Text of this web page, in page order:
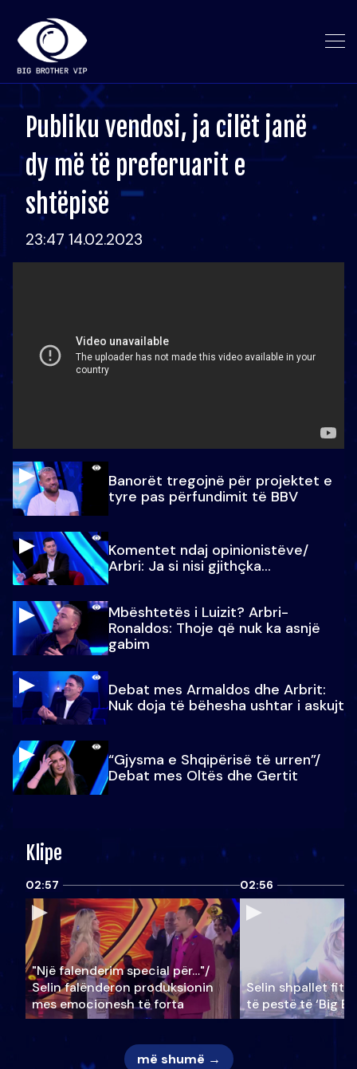
Publiku vendosi, ja cilët janë
dy më të preferuarit e
shtëpisë
23:47 14.02.2023
Banorët tregojnë për projektet e
tyre pas përfundimit të BBV
Komentet ndaj opinionistëve/
Arbri: Ja si nisi gjithçka…
Mbështetës i Luizit? Arbri-
Ronaldos: Thoje që nuk ka asnjë
gabim
Debat mes Armaldos dhe Arbrit:
Nuk doja të bëhesha ushtar i askujt
“Gjysma e Shqipërisë të urren”/
Debat mes Oltës dhe Gertit
Klipe
02:57
"Një falenderim special për…"/
Selin falënderon produksionin
mes emocionesh të forta
02:56
Selin shpallet
të pestë të ‘Big
më shumë →